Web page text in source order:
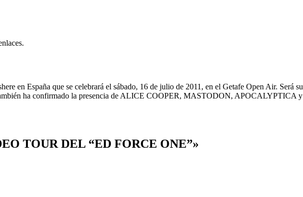
en España que se celebrará el sábado, 16 de julio de 2011, en el Getafe Open Air. Será su
ha confirmado la presencia de ALICE COOPER, MASTODON, APOCALYPTICA y
TOUR DEL “ED FORCE ONE”»